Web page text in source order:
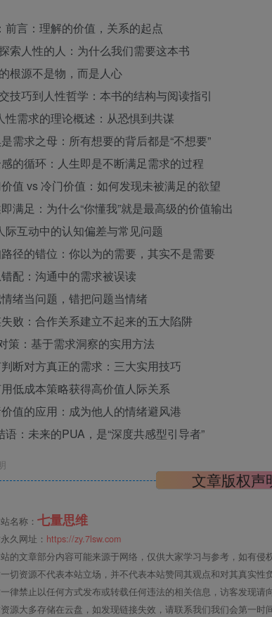
前言：理解的价值，关系的起点
索人性的人：为什么我们需要这本书
根源不是物，而是人心
技巧到人性哲学：本书的结构与阅读指引
性需求的理论概述：从恐惧到共谋
需求之母：所有想要的背后都是“不想要”
的循环：人生即是不断满足需求的过程
值 vs 冷门价值：如何发现未被满足的欲望
满足：为什么“你懂我”就是最高级的价值输出
际互动中的认知偏差与常见问题
径的错位：你以为的需要，其实不是需要
配：沟通中的需求被误读
绪当问题，错把问题当情绪
败：合作关系建立不起来的五大陷阱
策：基于需求洞察的实用方法
断对方真正的需求：三大实用技巧
低成本策略获得高价值人际关系
值的应用：成为他人的情绪避风港
语：未来的PUA，是“深度共感型引导者”
文章版权声
名称： 七量思维
久网址： https://zy.7lsw.com
的文章部分内容可能来源于网络，仅供大家学习与参考，如有侵
切资源不代表本站立场，并不代表本站赞同其观点和对其真实性负
律禁止以任何方式发布或转载任何违法的相关信息，访客发现请
源大多存储在云盘，如发现链接失效，请联系我们我们会第一时间